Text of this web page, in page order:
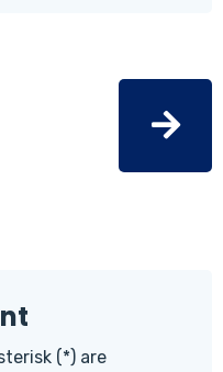
(*) are